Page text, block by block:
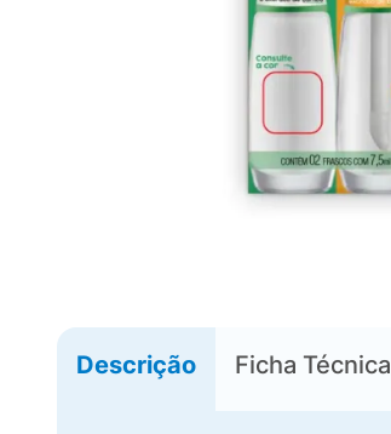
Descrição Ficha Técnica